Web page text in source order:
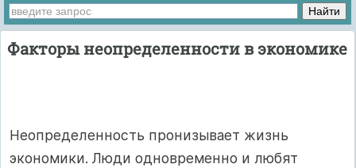
Факторы неопределенности в экономике
Неопределенность пронизывает жизнь
экономики. Люди одновременно и любят